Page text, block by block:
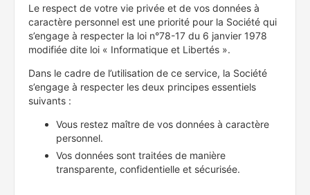
Le respect de votre vie privée et de vos données à
caractère personnel est une priorité pour la Société qui
s’engage à respecter la loi n°78-17 du 6 janvier 1978
modifiée dite loi « Informatique et Libertés ».
Dans le cadre de l’utilisation de ce service, la Société
s’engage à respecter les deux principes essentiels
suivants :
Vous restez maître de vos données à caractère
personnel.
Vos données sont traitées de manière
transparente, confidentielle et sécurisée.